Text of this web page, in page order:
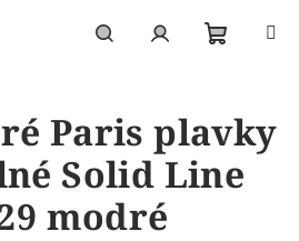
košík
Paris plavky
Solid Line
modré